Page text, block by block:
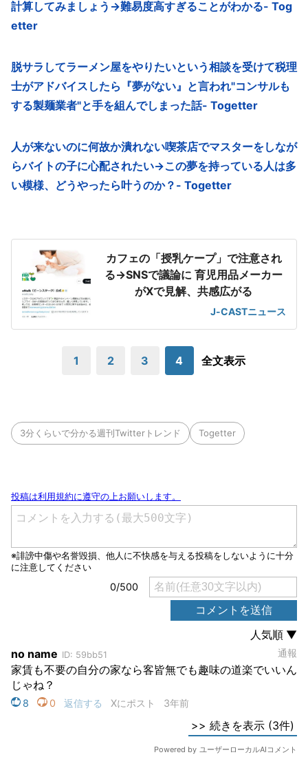
計算してみましょう→難易度高すぎることがわかる- Tog
etter
脱サラしてラーメン屋をやりたいという相談を受けて税理
士がアドバイスしたら『夢がない』と言われ"コンサルも
する製麺業者"と手を組んでしまった話- Togetter
人が来ないのに何故か潰れない喫茶店でマスターをしなが
らバイトの子に心配されたい→この夢を持っている人は多
い模様、どうやったら叶うのか？- Togetter
カフェの「授乳ケープ」で注意され
る→SNSで議論に 育児用品メーカー
がXで見解、共感広がる
J-CASTニュース
1 2 3 4 全文表示
3分くらいで分かる週刊Twitterトレンド Togetter